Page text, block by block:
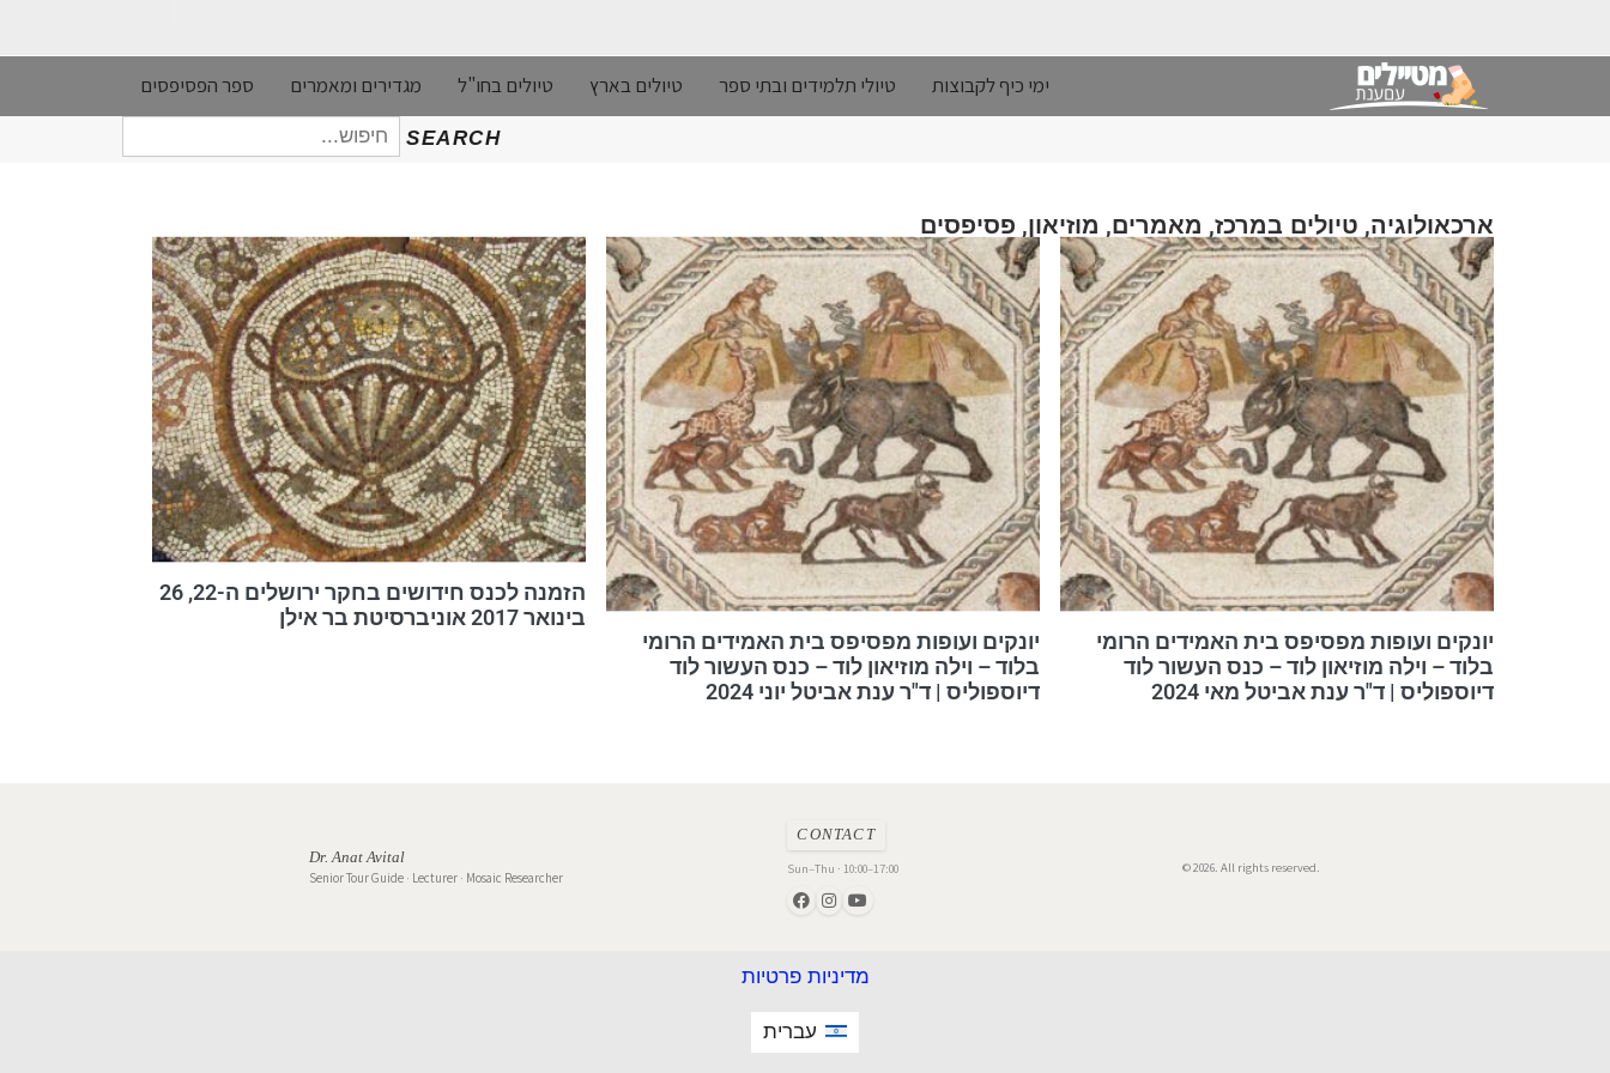
ימי כיף לקבוצות טיולי תלמידים ובתי ספר טיולים בארץ טיולים בחו"ל מגדירים ומאמרים ספר הפסיפסים
SEARCH
חיפוש
עבור:
ארכאולוגיה, טיולים במרכז, מאמרים, מוזיאון, פסיפסים
אוסף פוסטים בנושא: תגית: מאמרים
יונקים ועופות מפסיפס בית האמידים הרומי
בלוד – וילה מוזיאון לוד – כנס העשור לוד
דיוספוליס | ד"ר ענת אביטל מאי 2024
יונקים ועופות מפסיפס בית האמידים הרומי
בלוד – וילה מוזיאון לוד – כנס העשור לוד
דיוספוליס | ד"ר ענת אביטל יוני 2024
הזמנה לכנס חידושים בחקר ירושלים ה-22, 26
בינואר 2017 אוניברסיטת בר אילן
© 2026. All rights reserved.
CONTACT
Sun–Thu · 10:00–17:00
Dr. Anat Avital
Senior Tour Guide · Lecturer · Mosaic Researcher
מדיניות פרטיות
עברית